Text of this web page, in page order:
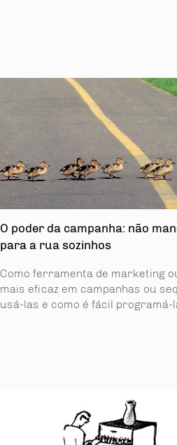
O poder da campanha: não
para a rua sozinhos
Como ferramenta de marketing
mais eficaz em campanhas ou
usá-las e como é fácil programá-